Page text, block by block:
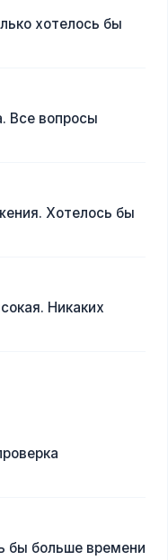
хотелось бы
Все вопросы
Хотелось бы
Никаких
бы больше времени